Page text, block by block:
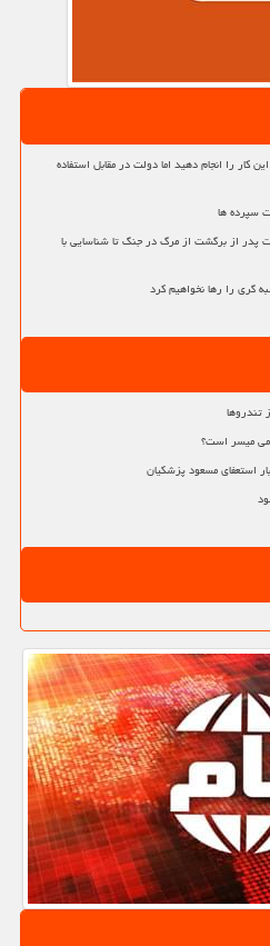
کار را انجام دهید اما دولت در مقابل استفاده
سپرده ها
از برگشت از مرگ در جنگ تا شناسایی با
گری را رها نخواهیم کرد
تندروها
میسر است؟